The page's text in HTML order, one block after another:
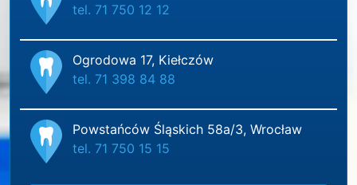
tel. 71 750 12 12
Ogrodowa 17, Kiełczów
tel. 71 398 84 88
Powstańców Śląskich 58a/3, Wrocław
tel. 71 750 15 15